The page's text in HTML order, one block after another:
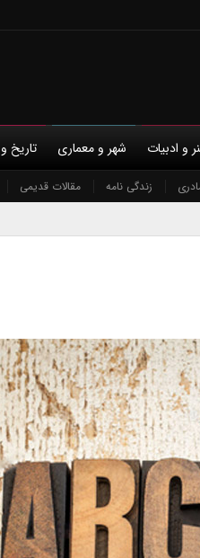
حریم خصوصی
و ادبیات شهر و معماری تاریخ
زندگی نامه مقالات قدیمی